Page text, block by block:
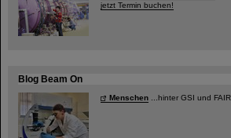
jetzt Termin buchen!
Blog Beam On
Menschen ...hinter GSI und FAIR.